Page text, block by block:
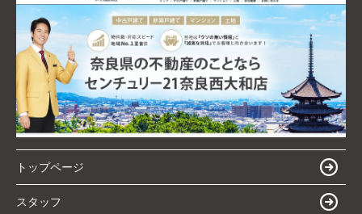
トップページ
スタッフ